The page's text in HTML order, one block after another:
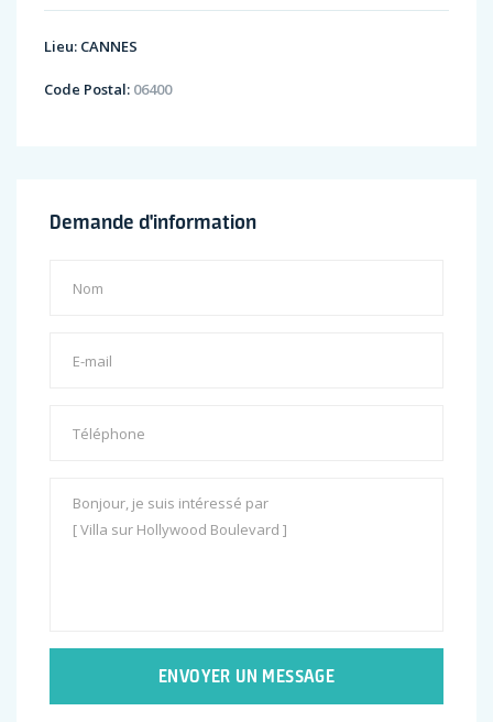
Lieu: CANNES
Code Postal: 06400
Demande d'information
ENVOYER UN MESSAGE